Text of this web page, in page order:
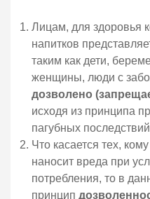
Лицам, для здоровья
напитков
таким как дети,
женщины, люди с
дозволено
исходя из принципа
пагубных
Что касается тех,
наносит вреда при
потребления, то в
принцип